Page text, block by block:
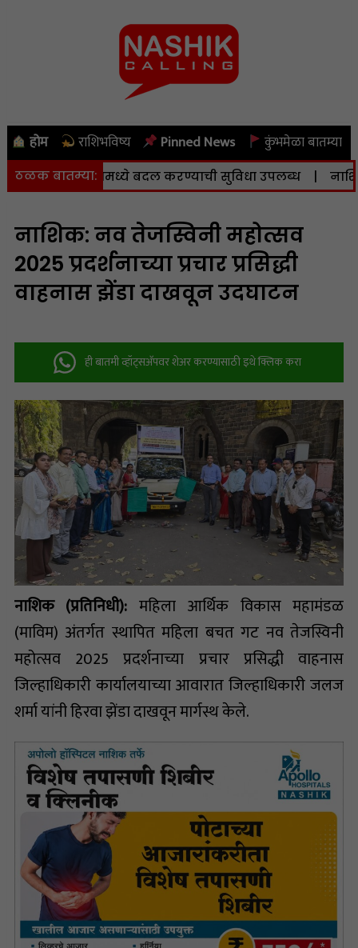
होम राशिभविष्य Pinned News कुंभमेळा बातम्या
ठळक बातम्या:
व केंद्रामध्ये बदल करण्याची सुविधा उपलब्ध | नाशिकला
नाशिक: नव तेजस्विनी महोत्सव
2025 प्रदर्शनाच्या प्रचार प्रसिद्धी
वाहनास झेंडा दाखवून उदघाटन
ही बातमी व्हॉट्सअ‍ॅपवर शेअर करण्यासाठी इथे क्लिक करा
नाशिक (प्रतिनिधी): महिला आर्थिक विकास महामंडळ
(माविम) अंतर्गत स्थापित महिला बचत गट नव तेजस्विनी
महोत्सव 2025 प्रदर्शनाच्या प्रचार प्रसिद्धी वाहनास
जिल्हाधिकारी कार्यालयाच्या आवारात जिल्हाधिकारी जलज
शर्मा यांनी हिरवा झेंडा दाखवून मार्गस्थ केले.